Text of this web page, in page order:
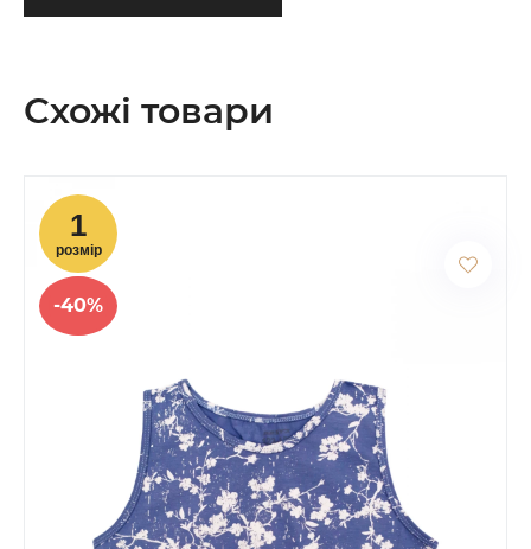
Схожі товари
-40%